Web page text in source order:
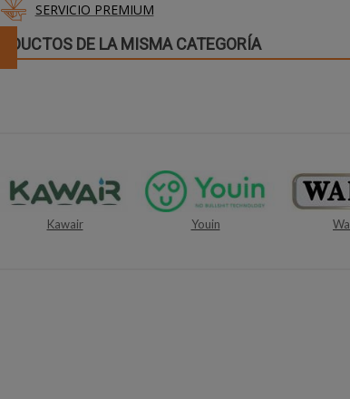
SERVICIO PREMIUM
DE LA MISMA CATEGORÍA
Youin Wahl